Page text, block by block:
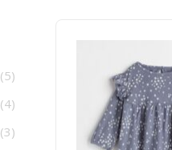
(5)
(4)
(3)